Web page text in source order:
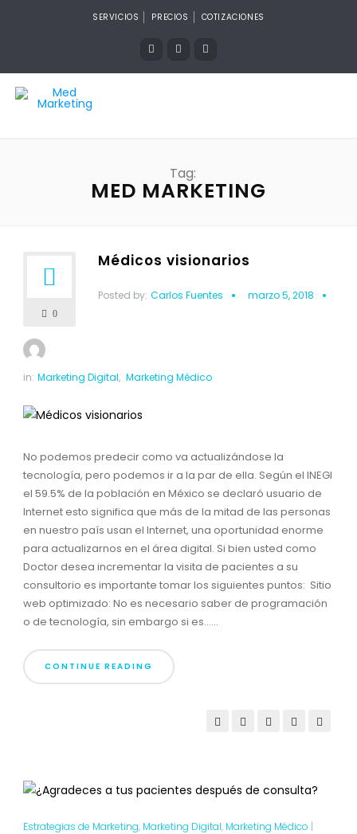
SERVICIOS PRECIOS COTIZACIONES
Tag:
MED MARKETING
0
Médicos visionarios
Posted by: Carlos Fuentes marzo 5, 2018
in: Marketing Digital, Marketing Médico
No podemos predecir como va actualizándose la
tecnología, pero podemos ir a la par de ella. Según el INEGI
el 59.5% de la población en México se declaró usuario de
Internet esto significa que más de la mitad de las personas
en nuestro país usan el Internet, una oportunidad enorme
para actualizarnos en el área digital. Si bien usted como
Doctor desea incrementar la visita de pacientes a su
consultorio es importante tomar los siguientes puntos: Sitio
web optimizado: No es necesario saber de programación
o de tecnología, sin embargo si es......
CONTINUE READING
Estrategias de Marketing, Marketing Digital, Marketing Médico |